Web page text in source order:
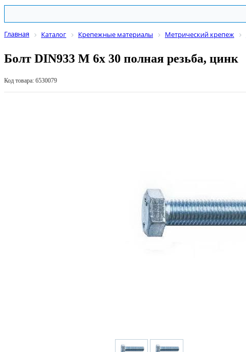
Главная Каталог Крепежные материалы Метрический крепеж
Болт DIN933 М 6х 30 полная резьба, цинк
Код товара: 6530079